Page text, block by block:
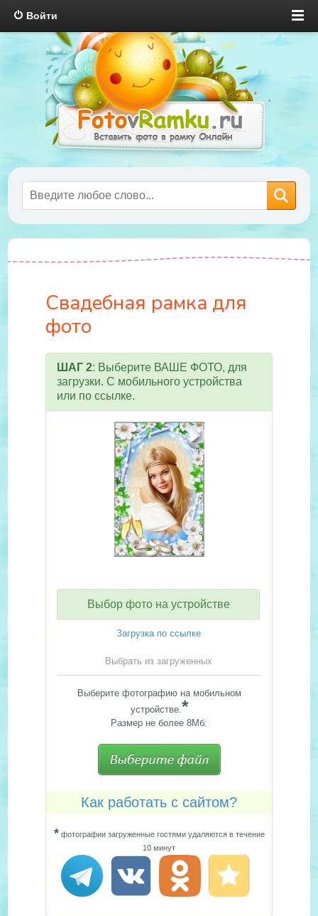
Войти
Свадебная рамка для
фото
ШАГ 2: Выберите ВАШЕ ФОТО, для
загрузки. С мобильного устройства
или по ссылке.
Выбор фото на устройстве
Загрузка по ссылке
Выбрать из загруженных
Выберите фотографию на мобильном
устройстве.*
Размер не более 8Мб:
Как работать с сайтом?
*фотографии загруженные гостями удаляются в течение
10 минут